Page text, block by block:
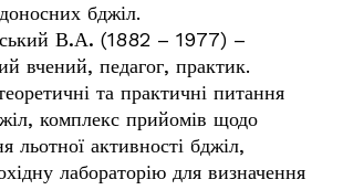
бджіл.
В.А. (1882 – 1977) –
вчений, педагог, практик.
та практичні питання
комплекс прийомів щодо
льотної активності бджіл,
лабораторію для визначення